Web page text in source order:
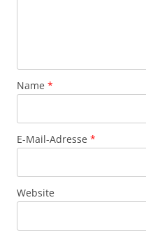
Name *
E-Mail-Adresse *
Website